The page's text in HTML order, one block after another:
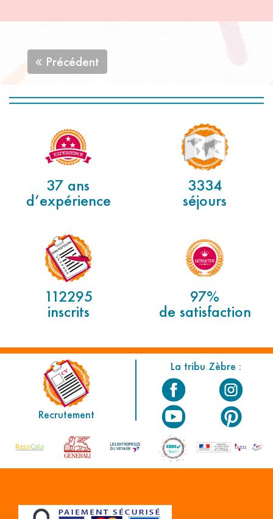
Précédent
37 ans
d’expérience
3334
séjours
112295
inscrits
97%
de satisfaction
Recrutement
La tribu Zèbre :